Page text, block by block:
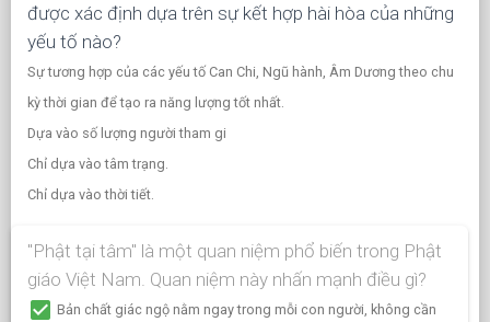
được xác định dựa trên sự kết hợp hài hòa của những
yếu tố nào?
Sự tương hợp của các yếu tố Can Chi, Ngũ hành, Âm Dương theo chu
kỳ thời gian để tạo ra năng lượng tốt nhất.
Dựa vào số lượng người tham gi
Chỉ dựa vào tâm trạng.
Chỉ dựa vào thời tiết.
"Phật tại tâm" là một quan niệm phổ biến trong Phật
giáo Việt Nam. Quan niệm này nhấn mạnh điều gì?
check_box Bản chất giác ngộ nằm ngay trong mỗi con người, không cần